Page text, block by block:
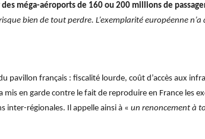
méga-aéroports de 160 ou 200 millions de
bien de tout perdre. L’exemplarité européenne
pavillon français : fiscalité lourde, coût d’accès aux
en garde contre le fait de reproduire en France les
inter-régionales. Il appelle ainsi à « un renoncement à